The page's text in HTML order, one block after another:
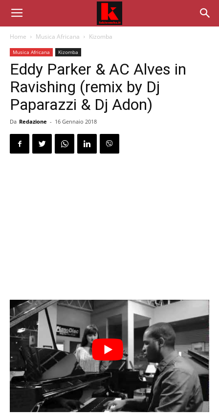
Home Musica Africana Kizomba
Musica Africana Kizomba
Eddy Parker & AC Alves in
Ravishing (remix by Dj
Paparazzi & Dj Adon)
Da Redazione - 16 Gennaio 2018